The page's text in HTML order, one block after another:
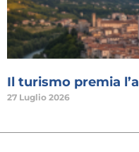
Il turismo premia
27 Luglio 2026